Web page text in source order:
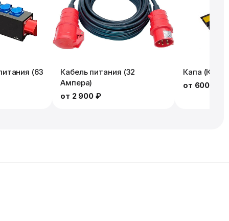
(63
Кабель питания (32
Ампера)
от 2 900 ₽
Капа
от 600 ₽